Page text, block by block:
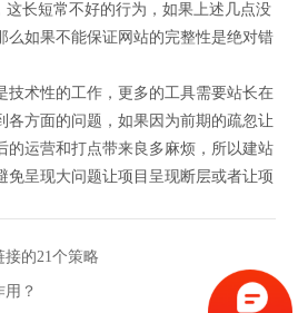
这长短常不好的行为，如果上述几点没
么如果不能保证网站的完整性是绝对错
术性的工作，更多的工具需要站长在
各方面的问题，如果因为前期的疏忽让
的运营和打点带来良多麻烦，所以建站
免呈现大问题让项目呈现断层或者让项
的21个策略
用？